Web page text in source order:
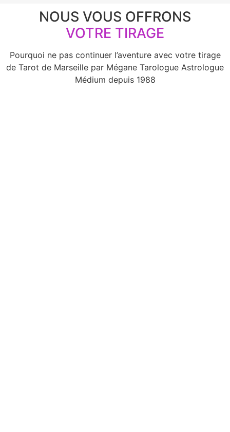
NOUS VOUS OFFRONS
VOTRE TIRAGE
Pourquoi ne pas continuer l’aventure avec votre tirage
de Tarot de Marseille par Mégane Tarologue Astrologue
Médium depuis 1988